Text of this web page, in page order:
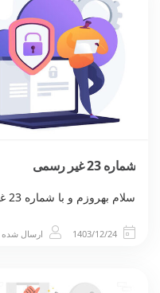
شماره 23 غیر رسمی
سلام بهروزم و با شماره 23 غیر رسمی…
1403/12/24 ارسال